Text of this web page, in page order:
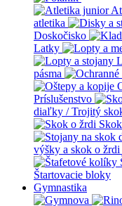
atletika
Doskočisko
Latky
pásma
Príslušenstvo
diaľky / Trojitý
výšky a skok o žrdi
Štartovacie bloky
Gymnastika